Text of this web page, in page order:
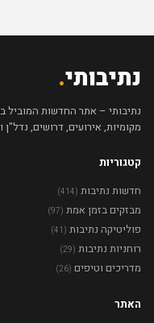
נתיבותי.
נתיבותי – אתר החדשות המוביל
מקומיות, אירועים, דרושים,
קטגוריות
חדשות נתיבות (414)
מבזקים בזמן אמת (97)
פוליטיקה נתיבות (41)
רוחניות נתיבות (29)
מדריכים וטיפים (26)
האתר